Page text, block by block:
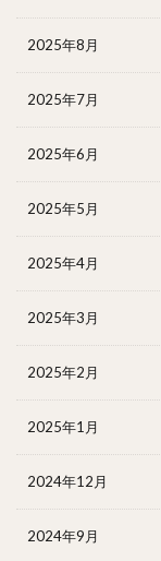
2025年8月
2025年7月
2025年6月
2025年5月
2025年4月
2025年3月
2025年2月
2025年1月
2024年12月
2024年9月